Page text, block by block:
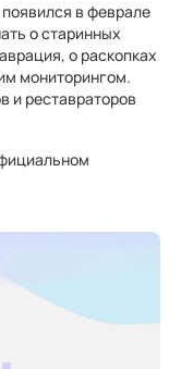
в феврале
о старинных
о раскопках
мониторингом.
и реставраторов